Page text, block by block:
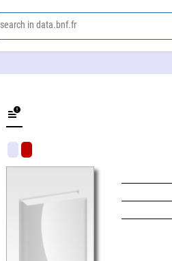
search in data.bnf.fr